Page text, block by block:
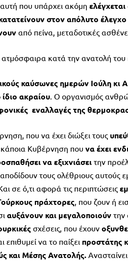
αυτή που υπάρχει ακόμη
στον απόλυτο
από πείνα, μεταδοτικές
κατά την ανατολή
καύσωνες ημερών Ιούλη κι
ίδιο ακραίου. Ο οργανισμός
εναλλαγές της
που να έχει διώξει τους
Κυβέρνηση που να έχει
να εξιχνιάσει την
τους ολέθριους αυτούς
σε ό,τι αφορά τις περιπτώσεις
πράχτορες, που ζουν ή
αυξάνουν και μεγαλοποιούν την
σχέσεις, που έχουν
επιθυμεί να το παίξει προστάτης
και Μέσης Ανατολής.